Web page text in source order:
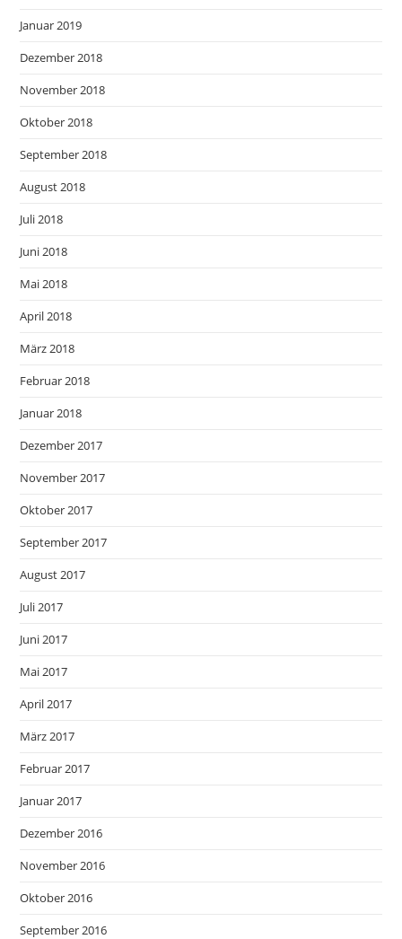
Januar 2019
Dezember 2018
November 2018
Oktober 2018
September 2018
August 2018
Juli 2018
Juni 2018
Mai 2018
April 2018
März 2018
Februar 2018
Januar 2018
Dezember 2017
November 2017
Oktober 2017
September 2017
August 2017
Juli 2017
Juni 2017
Mai 2017
April 2017
März 2017
Februar 2017
Januar 2017
Dezember 2016
November 2016
Oktober 2016
September 2016